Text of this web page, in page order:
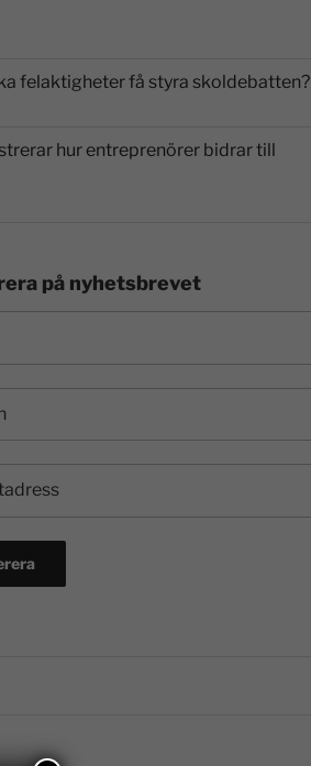
felaktigheter få styra skoldebatten?
hur entreprenörer bidrar till
på nyhetsbrevet